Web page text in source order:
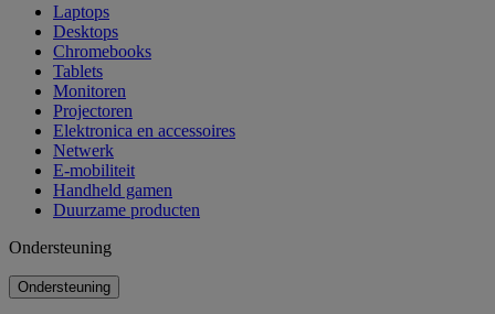
Laptops
Desktops
Chromebooks
Tablets
Monitoren
Projectoren
Elektronica en accessoires
Netwerk
E-mobiliteit
Handheld gamen
Duurzame producten
Ondersteuning
Ondersteuning